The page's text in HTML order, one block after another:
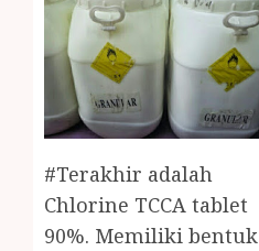
#Terakhir adalah
Chlorine TCCA tablet
90%. Memiliki bentuk